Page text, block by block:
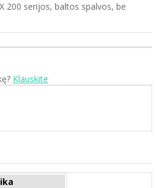
200 serijos, baltos spalvos, be
Klauskite